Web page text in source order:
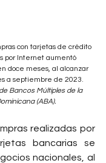
con tarjetas de crédito
por Internet aumentó
doce meses, al alcanzar
a septiembre de 2023.
Bancos Múltiples de la
(ABA).
realizadas por
bancarias se
nacionales, al